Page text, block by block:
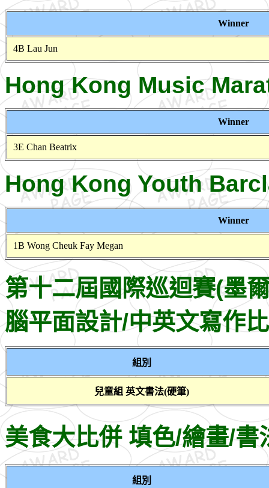
Winner
4B Lau Jun
Hong Kong Music
Winner
3E Chan Beatrix
Hong Kong Youth
Winner
1B Wong Cheuk Fay Megan
第十二屆國際巡迴賽(墨
腦平面設計/中英文寫作
組別
兒童組 英文書法(硬筆)
美食大比併 填色/繪畫/
組別